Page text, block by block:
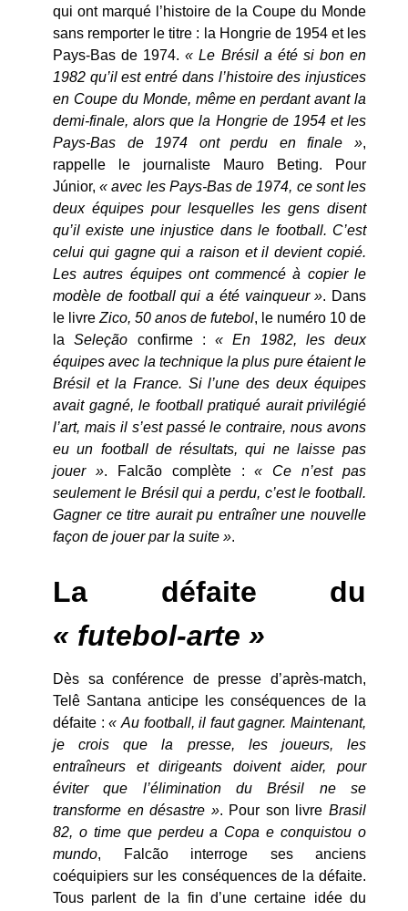
qui ont marqué l’histoire de la Coupe du Monde
sans remporter le titre : la Hongrie de 1954 et les
Pays-Bas de 1974.« Le Brésil a été si bon en
1982 qu’il est entré dans l’histoire des injustices
en Coupe du Monde, même en perdant avant la
demi-finale, alors que la Hongrie de 1954 et les
Pays-Bas de 1974 ont perdu en finale »,
rappelle le journaliste Mauro Beting. Pour
Júnior,« avec les Pays-Bas de 1974, ce sont les
deux équipes pour lesquelles les gens disent
qu’il existe une injustice dans le football. C’est
celui qui gagne qui a raison et il devient copié.
Les autres équipes ont commencé à copier le
modèle de football qui a été vainqueur ». Dans
le livre Zico, 50 anos de futebol, le numéro 10 de
laSeleção confirme : « En 1982, les deux
équipes avec la technique la plus pure étaient le
Brésil et la France. Si l’une des deux équipes
avait gagné, le football pratiqué aurait privilégié
l’art, mais il s’est passé le contraire, nous avons
eu un football de résultats, qui ne laisse pas
jouer ». Falcão complète :« Ce n’est pas
seulement le Brésil qui a perdu, c’est le football.
Gagner ce titre aurait pu entraîner une nouvelle
façon de jouer par la suite ».
La défaite du
« futebol-arte »
Dès sa conférence de presse d’après-match,
Telê Santana anticipe les conséquences de la
défaite :« Au football, il faut gagner. Maintenant,
je crois que la presse, les joueurs, les
entraîneurs et dirigeants doivent aider, pour
éviter que l’élimination du Brésil ne se
transforme en désastre ». Pour son livreBrasil
82, o time que perdeu a Copa e conquistou o
mundo, Falcão interroge ses anciens
coéquipiers sur les conséquences de la défaite.
Tous parlent de la fin d’une certaine idée du